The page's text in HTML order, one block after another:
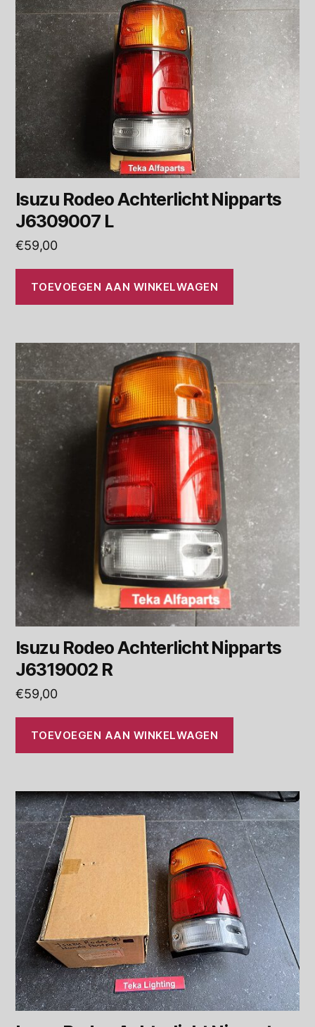
Isuzu Rodeo Achterlicht Nipparts
J6309007 L
€59,00
TOEVOEGEN AAN WINKELWAGEN
Isuzu Rodeo Achterlicht Nipparts
J6319002 R
€59,00
TOEVOEGEN AAN WINKELWAGEN